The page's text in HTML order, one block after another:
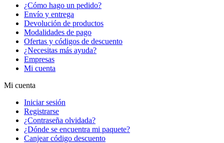
¿Cómo hago un pedido?
Envío y entrega
Devolución de productos
Modalidades de pago
Ofertas y códigos de descuento
¿Necesitas más ayuda?
Empresas
Mi cuenta
Mi cuenta
Iniciar sesión
Registrarse
¿Contraseña olvidada?
¿Dónde se encuentra mi paquete?
Canjear código descuento